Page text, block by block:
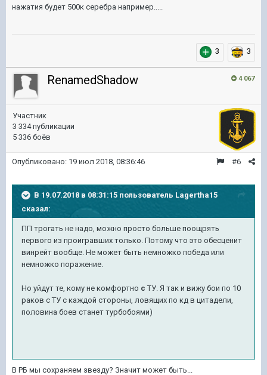
нажатия будет 500к серебра например.....
3 3
4 067
RenamedShadow
Участник
3 334 публикации
5 336 боёв
#6
Опубликовано: 19 июл 2018, 08:36:46
В 19.07.2018 в 08:31:15 пользователь Lagertha15
сказал:
ПП трогать не надо, можно просто больше поощрять
первого из проигравших только. Потому что это обесценит
винрейт вообще. Не может быть немножко победа или
немножко поражение.
Но уйдут те, кому не комфортно с ТУ. Я так и вижу бои по 10
раков с ТУ с каждой стороны, ловящих по кд в цитадели,
половина боев станет турбобоями)
В РБ мы сохраняем звезду? Значит может быть...